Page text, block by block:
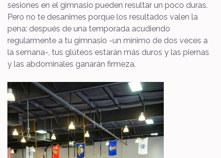
sesiones en el gimnasio pueden resultar un poco duras.
Pero no te desanimes porque los resultados valen la
pena: después de una temporada acudiendo
regularmente a tu gimnasio -un mínimo de dos veces a
la semana-, tus glúteos estarán más duros y las piernas
y las abdominales ganarán firmeza.